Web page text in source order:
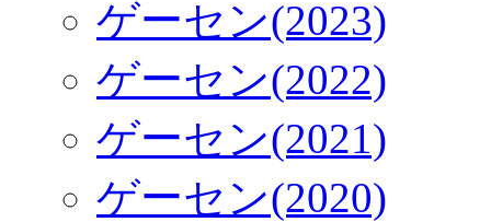
ゲーセン(2023)
ゲーセン(2022)
ゲーセン(2021)
ゲーセン(2020)